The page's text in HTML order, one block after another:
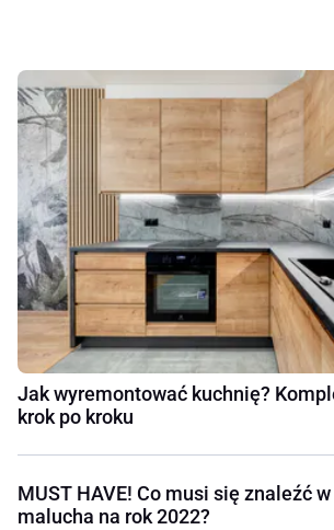
Jak wyremontować kuchnię?
krok po kroku
MUST HAVE! Co musi się znaleźć
malucha na rok 2022?